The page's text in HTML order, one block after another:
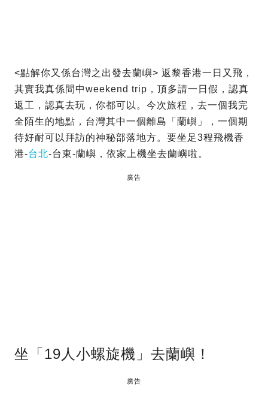
<點解你又係台灣之出發去蘭嶼> 返黎香港一日又飛，
其實我真係間中weekend trip，頂多請一日假，認真
返工，認真去玩，你都可以。今次旅程，去一個我完
全陌生的地點，台灣其中一個離島「蘭嶼」，一個期
待好耐可以拜訪的神秘部落地方。要坐足3程飛機香
港-台北-台東-蘭嶼，依家上機坐去蘭嶼啦。
廣告
坐「19人小螺旋機」去蘭嶼！
廣告